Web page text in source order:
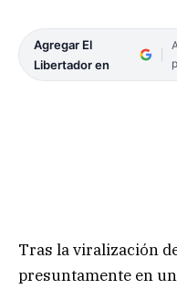
Agregar El
Libertador en
Tras la viralización
presuntamente en